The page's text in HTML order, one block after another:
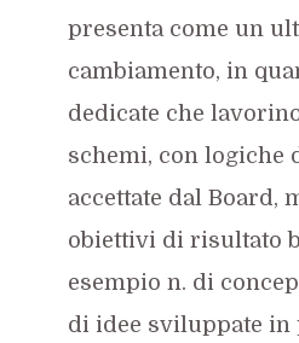
presenta come un
cambiamento, in
dedicate che
schemi, con logiche
accettate dal Board,
obiettivi di risultato
esempio n. di
di idee sviluppate in